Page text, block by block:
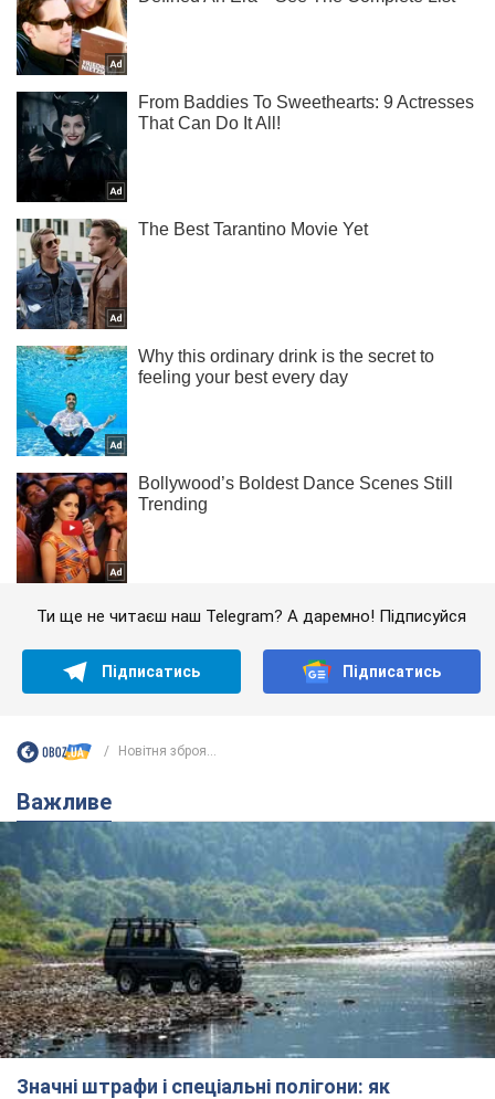
Ти ще не читаєш наш Telegram? А даремно! Підписуйся
Підписатись Підписатись
Новітня зброя...
Важливе
Значні штрафи і спеціальні полігони: як